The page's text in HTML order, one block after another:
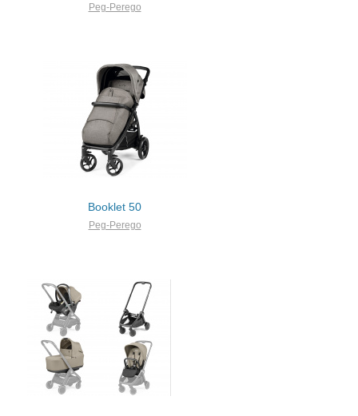
Peg-Perego
Booklet 50
Peg-Perego